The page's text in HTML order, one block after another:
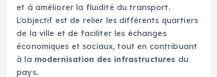
et à améliorer la fluidité du transport.
L’objectif est de relier les différents quartiers
de la ville et de faciliter les échanges
économiques et sociaux, tout en contribuant
à la modernisation des infrastructures du
pays.